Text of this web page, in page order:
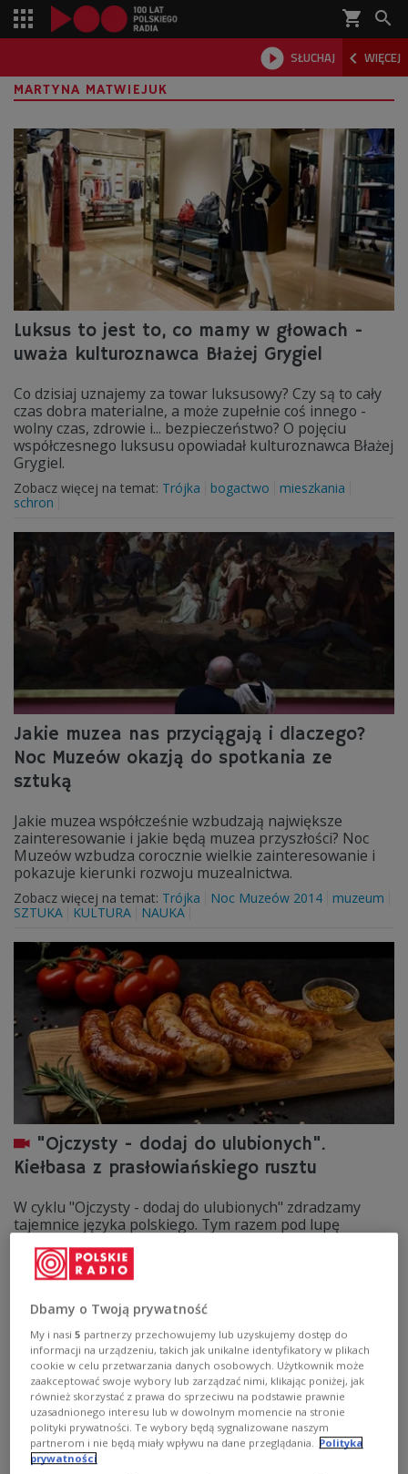
shopping_cart 
 SŁUCHAJ  WIĘCEJ

MARTYNA MATWIEJUK
Luksus to jest to, co mamy w głowach -
uważa kulturoznawca Błażej Grygiel
Co dzisiaj uznajemy za towar luksusowy? Czy są to cały
czas dobra materialne, a może zupełnie coś innego -
wolny czas, zdrowie i... bezpieczeństwo? O pojęciu
współczesnego luksusu opowiadał kulturoznawca Błażej
Grygiel.
Zobacz więcej na temat: Trójka bogactwo
mieszkania
schron
Jakie muzea nas przyciągają i dlaczego?
Noc Muzeów okazją do spotkania ze
sztuką
Jakie muzea współcześnie wzbudzają największe
zainteresowanie i jakie będą muzea przyszłości? Noc
Muzeów wzbudza corocznie wielkie zainteresowanie i
pokazuje kierunki rozwoju muzealnictwa.
Zobacz więcej na temat: Trójka Noc Muzeów 2014
muzeum
SZTUKA
KULTURA NAUKA
"Ojczysty - dodaj do ulubionych".
Kiełbasa z prasłowiańskiego rusztu
W cyklu "Ojczysty - dodaj do ulubionych" zdradzamy
tajemnice języka polskiego. Tym razem pod lupę
Zobacz więcej na temat:
Ojczysty - dodaj do ulubionych
Dbamy o Twoją prywatność
My i nasi5 partnerzy przechowujemy lub uzyskujemy dostęp do
informacji na urządzeniu, takich jak unikalne identyfikatory w plikach
cookie w celu przetwarzania danych osobowych. Użytkownik może
zaakceptować swoje wybory lub zarządzać nimi, klikając poniżej, jak
również skorzystać z prawa do sprzeciwu na podstawie prawnie
uzasadnionego interesu lub w dowolnym momencie na stronie
polityki prywatności. Te wybory będą sygnalizowane naszym
partnerom i nie będą miały wpływu na dane przeglądania. Polityka
prywatności